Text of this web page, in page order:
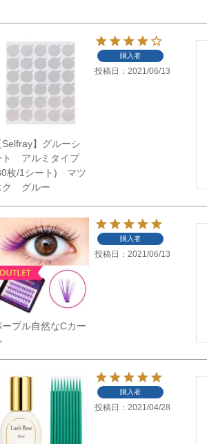
Selfray】グルーシ
ト アルミタイプ
枚/1シート) マツ
ク グルー
購入者
投稿日 2021/06/13
ープル自然なCカー
購入者
投稿日 2021/06/13
購入者
投稿日 2021/04/28